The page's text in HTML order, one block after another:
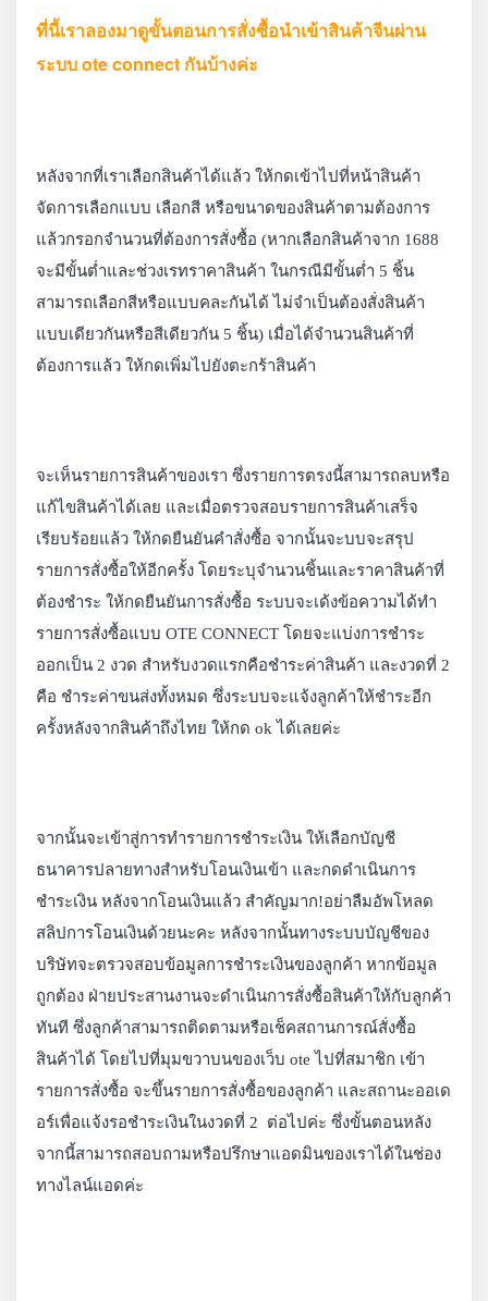
ที่นี้เราลองมาดูขั้นตอนการสั่งซื้อนำเข้าสินค้าจีนผ่าน
ระบบ ote connect กันบ้างค่ะ
หลังจากที่เราเลือกสินค้าได้แล้ว ให้กดเข้าไปที่หน้าสินค้า
จัดการเลือกแบบ เลือกสี หรือขนาดของสินค้าตามต้องการ
แล้วกรอกจำนวนที่ต้องการสั่งซื้อ (หากเลือกสินค้าจาก 1688
จะมีขั้นต่ำและช่วงเรทราคาสินค้า ในกรณีมีขั้นต่ำ 5 ชิ้น
สามารถเลือกสีหรือแบบคละกันได้ ไม่จำเป็นต้องสั่งสินค้า
แบบเดียวกันหรือสีเดียวกัน 5 ชิ้น) เมื่อได้จำนวนสินค้าที่
ต้องการแล้ว ให้กดเพิ่มไปยังตะกร้าสินค้า
จะเห็นรายการสินค้าของเรา ซึ่งรายการตรงนี้สามารถลบหรือ
แก้ไขสินค้าได้เลย และเมื่อตรวจสอบรายการสินค้าเสร็จ
เรียบร้อยแล้ว ให้กดยืนยันคำสั่งซื้อ จากนั้นจะบบจะสรุป
รายการสั่งซื้อให้อีกครั้ง โดยระบุจำนวนชิ้นและราคาสินค้าที่
ต้องชำระ ให้กดยืนยันการสั่งซื้อ ระบบจะเด้งข้อความได้ทำ
รายการสั่งซื้อแบบ OTE CONNECT โดยจะแบ่งการชำระ
ออกเป็น 2 งวด สำหรับงวดแรกคือชำระค่าสินค้า และงวดที่ 2
คือ ชำระค่าขนส่งทั้งหมด ซึ่งระบบจะแจ้งลูกค้าให้ชำระอีก
ครั้งหลังจากสินค้าถึงไทย ให้กด ok ได้เลยค่ะ
จากนั้นจะเข้าสู่การทำรายการชำระเงิน ให้เลือกบัญชี
ธนาคารปลายทางสำหรับโอนเงินเข้า และกดดำเนินการ
ชำระเงิน หลังจากโอนเงินแล้ว สำคัญมาก!อย่าลืมอัพโหลด
สลิปการโอนเงินด้วยนะคะ หลังจากนั้นทางระบบบัญชีของ
บริษัทจะตรวจสอบข้อมูลการชำระเงินของลูกค้า หากข้อมูล
ถูกต้อง ฝ่ายประสานงานจะดำเนินการสั่งซื้อสินค้าให้กับลูกค้า
ทันที ซึ่งลูกค้าสามารถติดตามหรือเช็คสถานการณ์สั่งซื้อ
สินค้าได้ โดยไปที่มุมขวาบนของเว็บ ote ไปที่สมาชิก เข้า
รายการสั่งซื้อ จะขึ้นรายการสั่งซื้อของลูกค้า และสถานะออเด
อร์เพื่อแจ้งรอชำระเงินในงวดที่ 2 ต่อไปค่ะ ซึ่งขั้นตอนหลัง
จากนี้สามารถสอบถามหรือปรึกษาแอดมินของเราได้ในช่อง
ทางไลน์แอดค่ะ